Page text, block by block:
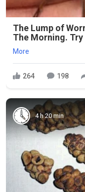
The Lump of
The Morning.
More
264 198
4 h 20 min